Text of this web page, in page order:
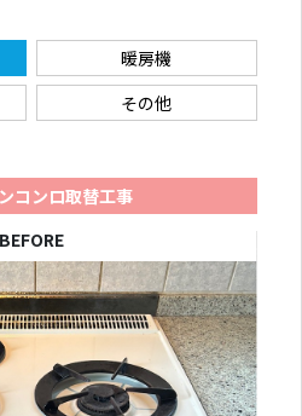
暖房機
その他
コンロ取替工事